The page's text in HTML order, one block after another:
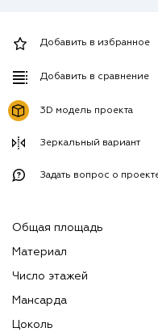
Добавить в избранное
Добавить в сравнение
3D модель проекта
Зеркальный вариант
Задать вопрос о
Общая площадь
Материал
Число этажей
Мансарда
Цоколь